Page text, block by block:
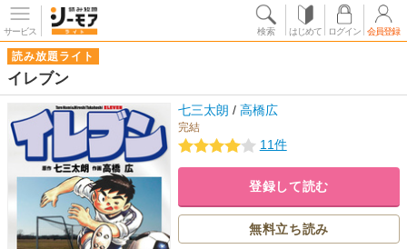
サービス 検索 はじめて ログイン 会員登録
読み放題ライト
イレブン
七三太朗 / 高橋広
完結
11件
登録して読む
無料立ち読み